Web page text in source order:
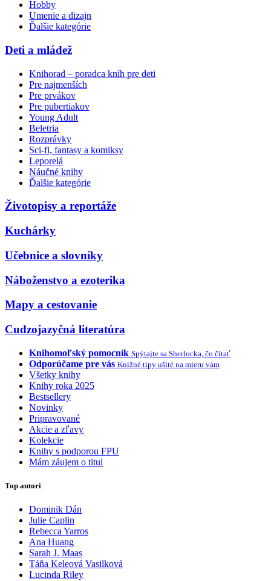
Hobby
Umenie a dizajn
Ďalšie kategórie
Deti a mládež
Knihorad – poradca kníh pre deti
Pre najmenších
Pre prvákov
Pre pubertiakov
Young Adult
Beletria
Rozprávky
Sci-fi, fantasy a komiksy
Leporelá
Náučné knihy
Ďalšie kategórie
Životopisy a reportáže
Kuchárky
Učebnice a slovníky
Náboženstvo a ezoterika
Mapy a cestovanie
Cudzojazyčná literatúra
Knihomoľský pomocník Spýtajte sa Sherlocka, čo čítať
Odporúčame pre vás Knižné tipy ušité na mieru vám
Všetky knihy
Knihy roka 2025
Bestsellery
Novinky
Pripravované
Akcie a zľavy
Kolekcie
Knihy s podporou FPU
Mám záujem o titul
Top autori
Dominik Dán
Julie Caplin
Rebecca Yarros
Ana Huang
Sarah J. Maas
Táňa Keleová Vasilková
Lucinda Riley